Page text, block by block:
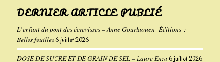
DERNIER ARTICLE PUBLIÉ
L’enfant du pont des écrevisses – Anne Gourlaouen -Éditions :
Belles feuilles 6 juillet 2026
DOSE DE SUCRE ET DE GRAIN DE SEL – Laure Enza 6 juillet 2026